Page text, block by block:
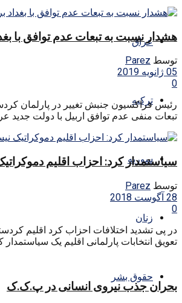
عراق
ترکیه
سوریه
زنان
حقوق بشر
هشدار نسبت به‌ تبعات عدم توافق با
توسط Parez
05 ژانویه 2019
0
رئیس فراکسیون جنبش تغییر در پارلمان
تبعات منفی عدم توافق اربیل با دولت جدید
سیاستمدار کرد: احزاب اقلیم
توسط Parez
28 آگوست 2018
0
در پی تشدید اختلافات احزاب کرد اقلیم
تعویق انتخابات پارلمانی اقلیم یک
بحران جذب نیروی انسانی در پ.ک.ک